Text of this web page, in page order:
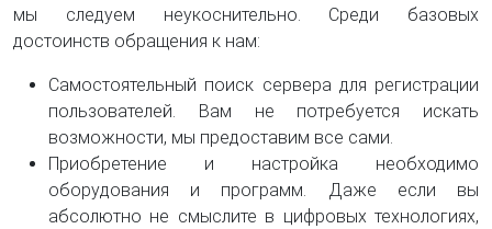
мы следуем неукоснительно. Среди базовых
достоинств обращения к нам:
Самостоятельный поиск сервера для регистрации
пользователей. Вам не потребуется искать
возможности, мы предоставим все сами.
Приобретение и настройка необходимо
оборудования и программ. Даже если вы
абсолютно не смыслите в цифровых технологиях,